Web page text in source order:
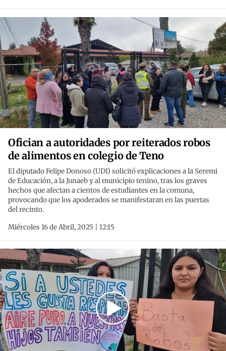
Ofician a autoridades por reiterados robos
de alimentos en colegio de Teno
El diputado Felipe Donoso (UDI) solicitó explicaciones a la Seremi
de Educación, a la Junaeb y al municipio tenino, tras los graves
hechos que afectan a cientos de estudiantes en la comuna,
provocando que los apoderados se manifestaran en las puertas
del recinto.
Miércoles 16 de Abril, 2025 | 12:15